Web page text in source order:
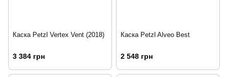
Каска Petzl Vertex Vent (2018)
3 384 грн
Каска Petzl Alveo Best
2 548 грн